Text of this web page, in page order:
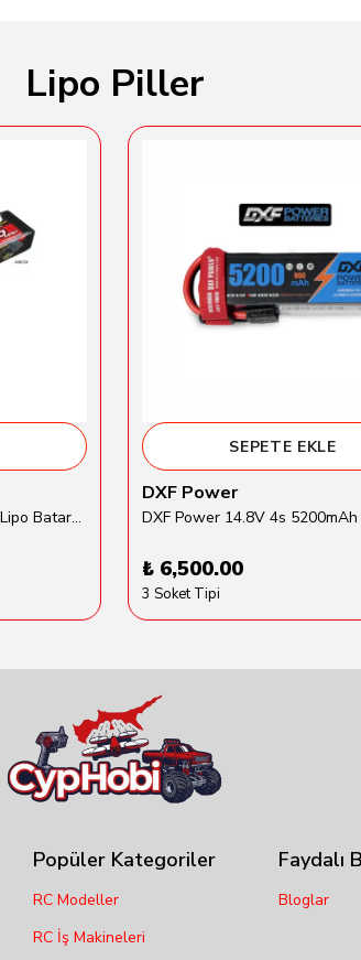
Lipo Piller
Traxxas 3s 11.1v 5000mAh Lipo Batarya (TRX 2872X)
SEPETE EKLE
DXF Power
₺ 6,500.00
3 Soket Tipi
Popüler Kategoriler
RC Modeller
RC İş Makineleri
Faydalı
Bloglar